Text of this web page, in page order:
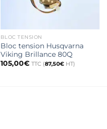
BLOC TENSION
Bloc tension Husqvarna
Viking Brillance 80Q
105,00€ TTC (87,50€HT)